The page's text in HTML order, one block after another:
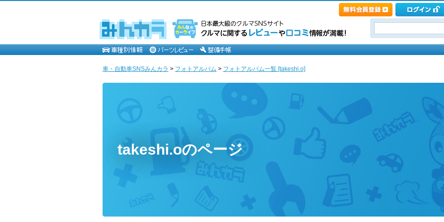
車・自動車SNSみんカラ > フォトアルバム > フォトアルバム一覧 [takeshi.o]
takeshi.oのページ